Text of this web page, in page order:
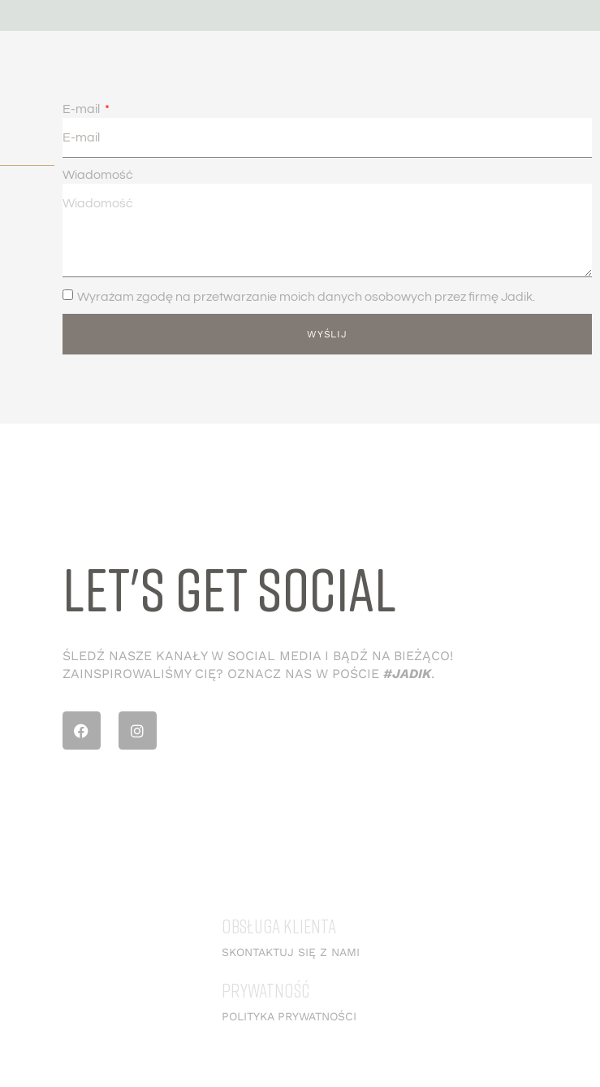
E-mail
Wiadomość
Wyrażam zgodę na przetwarzanie moich danych osobowych przez firmę Jadik.
WYŚLIJ
LET'S GET SOCIAL
ŚLEDŹ NASZE KANAŁY W SOCIAL MEDIA I BĄDŹ NA BIEŻĄCO!
ZAINSPIROWALIŚMY CIĘ? OZNACZ NAS W POŚCIE #JADIK.
OBSŁUGA KLIENTA
SKONTAKTUJ SIĘ Z NAMI
PRYWATNOŚĆ
POLITYKA PRYWATNOŚCI